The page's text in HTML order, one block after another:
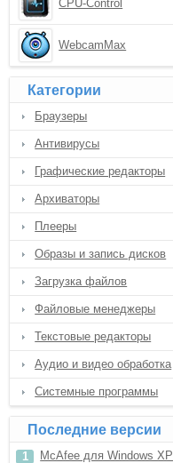
CPU-Control
WebcamMax
Категории
Браузеры
Антивирусы
Графические редакторы
Архиваторы
Плееры
Образы и запись дисков
Загрузка файлов
Файловые менеджеры
Текстовые редакторы
Аудио и видео обработка
Системные программы
Последние версии
McAfee для Windows XP